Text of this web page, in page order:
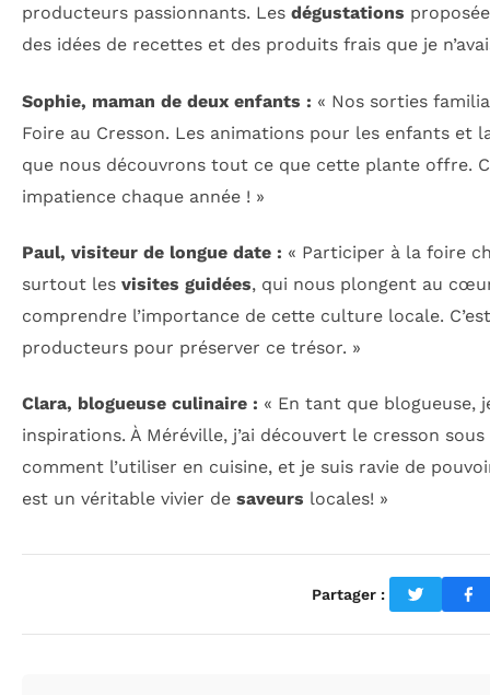
producteurs passionnants. Les dégustations
des idées de recettes et des produits frais que je
Sophie, maman de deux enfants : « Nos sorties
Foire au Cresson. Les animations pour les enfants et
que nous découvrons tout ce que cette plante offre.
impatience chaque année ! »
Paul, visiteur de longue date : « Participer à la foire
surtout les visites guidées, qui nous plongent au
comprendre l’importance de cette culture locale.
producteurs pour préserver ce trésor. »
Clara, blogueuse culinaire : « En tant que blogueuse,
inspirations. À Méréville, j’ai découvert le cresson
comment l’utiliser en cuisine, et je suis ravie de
est un véritable vivier de saveurs locales! »
Partager :